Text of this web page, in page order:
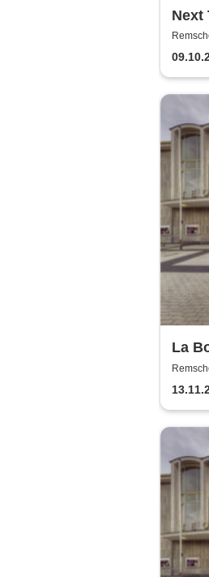
Next
La
der